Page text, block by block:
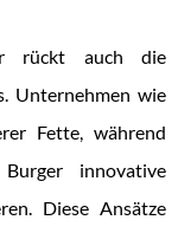
rückt auch die
Unternehmen wie
Fette, während
innovative
Diese Ansätze